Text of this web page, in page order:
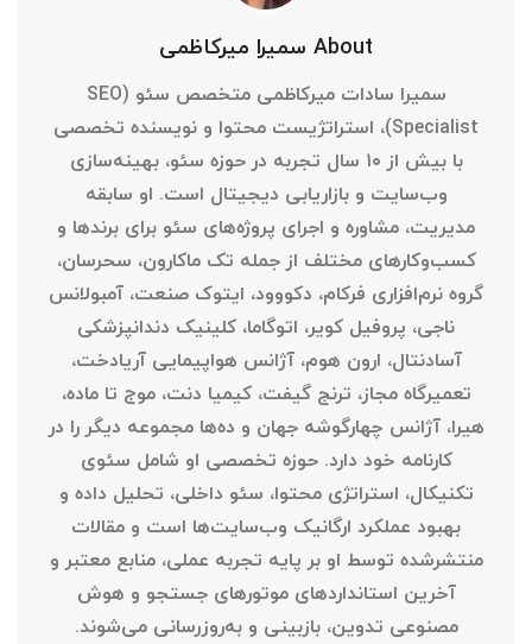
About سمیرا میرکاظمی
سمیرا سادات میرکاظمی متخصص سئو (SEO
Specialist)، استراتژیست محتوا و نویسنده تخصصی
با بیش از ۱۰ سال تجربه در حوزه سئو، بهینه‌سازی
وب‌سایت و بازاریابی دیجیتال است. او سابقه
مدیریت، مشاوره و اجرای پروژه‌های سئو برای برندها و
کسب‌وکارهای مختلف از جمله تک ماکارون، سحرسان،
گروه نرم‌افزاری فرکام، دکووود، ایتوک صنعت، آمبولانس
ناجی، پروفیل کویر، اتوگاما، کلینیک دندانپزشکی
آسادنتال، ارون هوم، آژانس هواپیمایی آریادخت،
تعمیرگاه مجاز، ترنج گیفت، کیمیا دنت، موج تا ماده،
هیرا، آژانس چهارگوشه جهان و ده‌ها مجموعه دیگر را در
کارنامه خود دارد. حوزه تخصصی او شامل سئوی
تکنیکال، استراتژی محتوا، سئو داخلی، تحلیل داده و
بهبود عملکرد ارگانیک وب‌سایت‌ها است و مقالات
منتشرشده توسط او بر پایه تجربه عملی، منابع معتبر و
آخرین استانداردهای موتورهای جستجو و هوش
مصنوعی تدوین، بازبینی و به‌روزرسانی می‌شوند.